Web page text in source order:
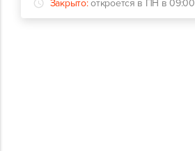
Закрыто: откроется в ПН в 09:00